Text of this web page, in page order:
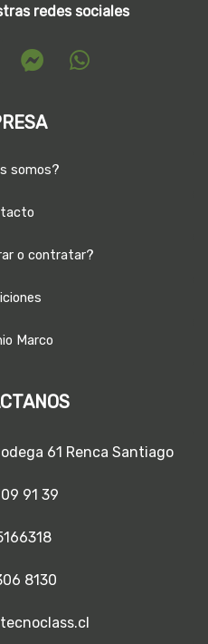
redes sociales
somos?
o contratar?
Marco
61 Renca Santiago
91 39
8130